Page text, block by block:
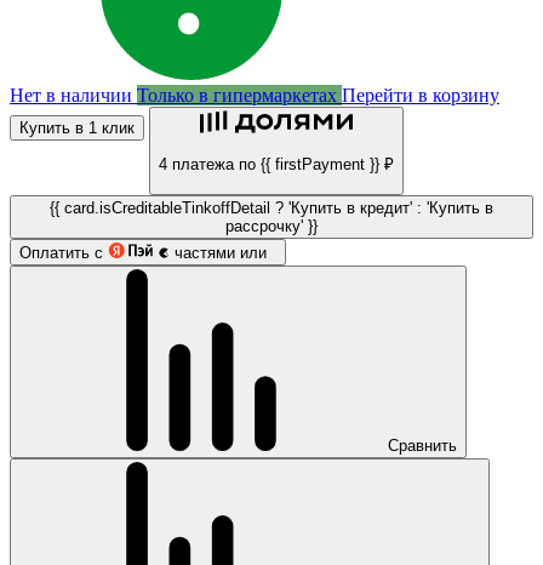
Нет в наличии Только в гипермаркетах Перейти в корзину
Купить в 1 клик
4 платежа по {{ firstPayment }} ₽
{{ card.isCreditableTinkoffDetail ? 'Купить в кредит' : 'Купить в
рассрочку' }}
Оплатить с
частями или
Сравнить